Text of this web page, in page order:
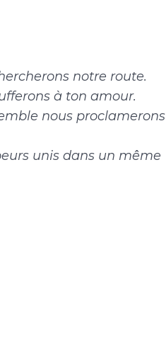
notre route.
à ton amour.
nous proclamerons
unis dans un même